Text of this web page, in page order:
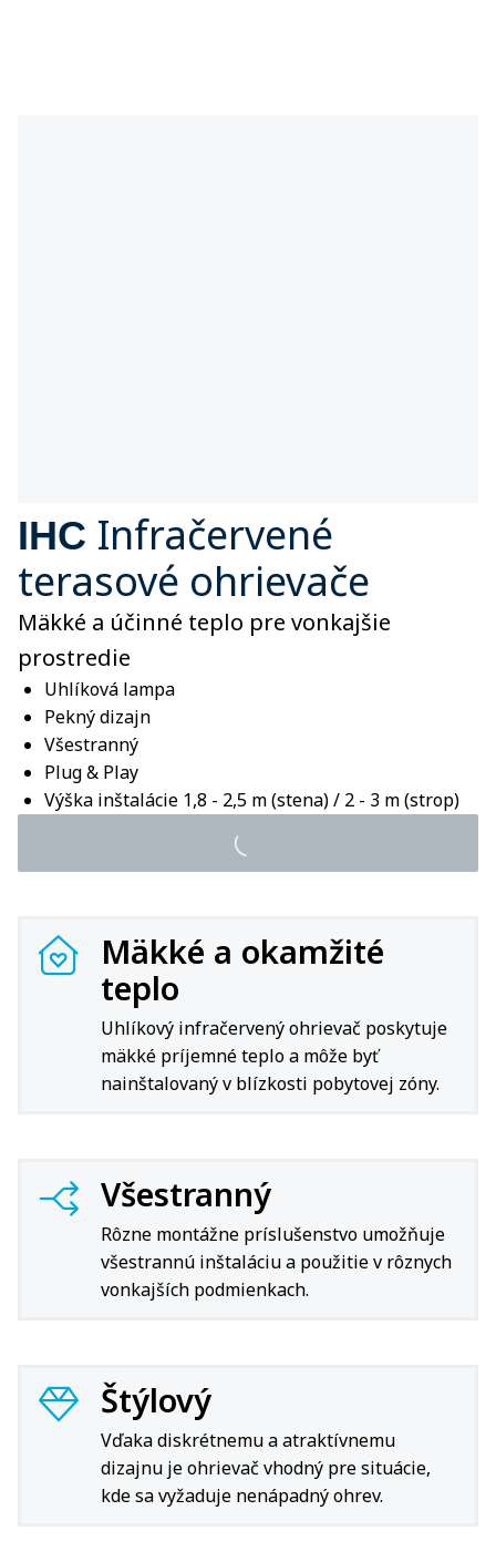
IHC Infračervené
terasové ohrievače
Mäkké a účinné teplo pre vonkajšie
prostredie
Uhlíková lampa
Pekný dizajn
Všestranný
Plug & Play
Výška inštalácie 1,8 - 2,5 m (stena) / 2 - 3 m (strop)
Mäkké a okamžité
teplo
Uhlíkový infračervený ohrievač poskytuje
mäkké príjemné teplo a môže byť
nainštalovaný v blízkosti pobytovej zóny.
Všestranný
Rôzne montážne príslušenstvo umožňuje
všestrannú inštaláciu a použitie v rôznych
vonkajších podmienkach.
Štýlový
Vďaka diskrétnemu a atraktívnemu
dizajnu je ohrievač vhodný pre situácie,
kde sa vyžaduje nenápadný ohrev.